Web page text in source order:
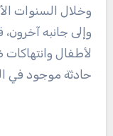
وخلال السنوات
وإلى جانبه
لأطفال
حادثة موجود في